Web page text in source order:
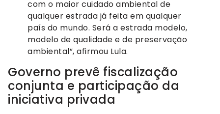
com o maior cuidado ambiental de
qualquer estrada já feita em qualquer
país do mundo. Será a estrada modelo,
modelo de qualidade e de preservação
ambiental”, afirmou Lula.
Governo prevê fiscalização
conjunta e participação da
iniciativa privada